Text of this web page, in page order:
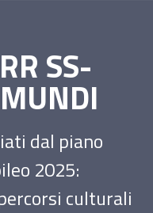
SS-
dal piano
2025:
culturali